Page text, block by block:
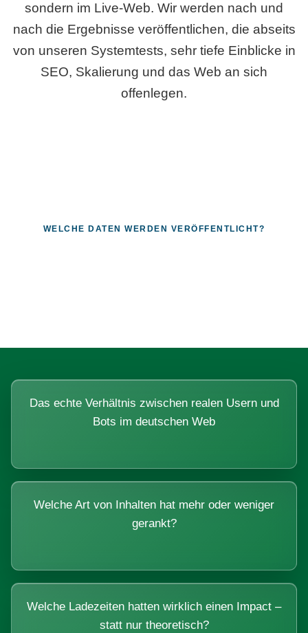
sondern im Live-Web. Wir werden nach und
nach die Ergebnisse veröffentlichen, die abseits
von unseren Systemtests, sehr tiefe Einblicke in
SEO, Skalierung und das Web an sich
offenlegen.
WELCHE DATEN WERDEN VERÖFFENTLICHT?
Das echte Verhältnis zwischen realen Usern und
Bots im deutschen Web
Welche Art von Inhalten hat mehr oder weniger
gerankt?
Welche Ladezeiten hatten wirklich einen Impact –
statt nur theoretisch?